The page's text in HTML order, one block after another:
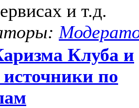
и т.д.
Клуба и
источники по